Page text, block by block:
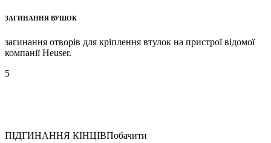
ЗАГИНАННЯ ВУШОК
загинання отворів для кріплення втулок на пристрої відомої
компанії Heuser.
5
ПІДГИНАННЯ КІНЦІВПобачити